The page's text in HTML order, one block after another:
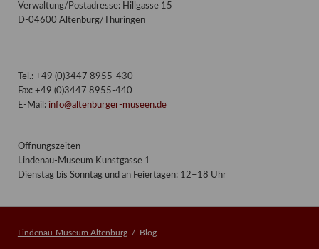
Verwaltung/Postadresse: Hillgasse 15
D-04600 Altenburg/Thüringen
Tel.: +49 (0)3447 8955-430
Fax: +49 (0)3447 8955-440
E-Mail: info@altenburger-museen.de
Öffnungszeiten
Lindenau-Museum Kunstgasse 1
Dienstag bis Sonntag und an Feiertagen: 12–18 Uhr
Lindenau-Museum Altenburg Blog